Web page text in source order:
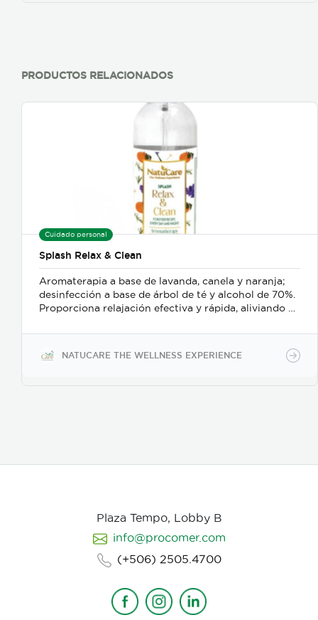
PRODUCTOS RELACIONADOS
Cuidado personal
Splash Relax & Clean
Aromaterapia a base de lavanda, canela y naranja;
desinfección a base de árbol de té y alcohol de 70%.
Proporciona relajación efectiva y rápida, aliviando el
desinfectante para manos o superficies.
NATUCARE THE WELLNESS EXPERIENCE
Plaza Tempo, Lobby B
info@procomer.com
(+506) 2505.4700